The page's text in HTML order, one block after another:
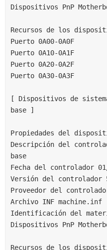
Dispositivos PnP
Recursos de los
Puerto 0A00-0A0F
Puerto 0A10-0A1F
Puerto 0A20-0A2F
Puerto 0A30-0A3F
[ Dispositivos de
base ]
Propiedades del
Descripción del
base
Fecha del controlador
Versión del controlador
Proveedor del
Archivo INF machine.inf
Identificación del
Dispositivos PnP
Recursos de los